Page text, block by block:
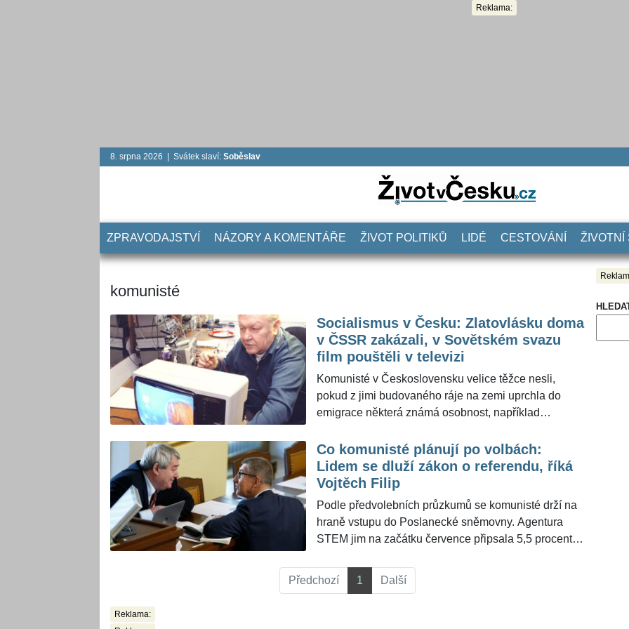
Reklama:
8. srpna 2026 | Svátek slaví: Soběslav
ZPRAVODAJSTVÍ NÁZORY A KOMENTÁŘE ŽIVOT POLITIKŮ LIDÉ CESTOVÁNÍ ŽIVOTNÍ
komunisté
Socialismus v Česku: Zlatovlásku doma
v ČSSR zakázali, v Sovětském svazu
film pouštěli v televizi
Komunisté v Československu velice těžce nesli,
pokud z jimi budovaného ráje na zemi uprchla do
emigrace některá známá osobnost, například
siciliánském stylu. Gramodesky, filmy, rozhlasové
záznamy a knihy takového umělce obratem zmizely z
oběhu a emigrant v tu chvíli měl přestat pro
československou společnost existovat. Někdy ale
docházelo k paradoxním situacím, kdy doma byl kvůli
emigrantovi zakázán některý film, ale v jiné
socialistické zemi byl normální součástí televizní
nádherné pohádky Zlatovláska.
Co komunisté plánují po volbách:
Lidem se dluží zákon o referendu, říká
Vojtěch Filip
Podle předvolebních průzkumů se komunisté drží na
hraně vstupu do Poslanecké sněmovny. Agentura
STEM jim na začátku července připsala 5,5 procenta.
ŽivotvČesku.cz popsal, co strana chce prosadit,
Předchozí 1 Další
Reklama: